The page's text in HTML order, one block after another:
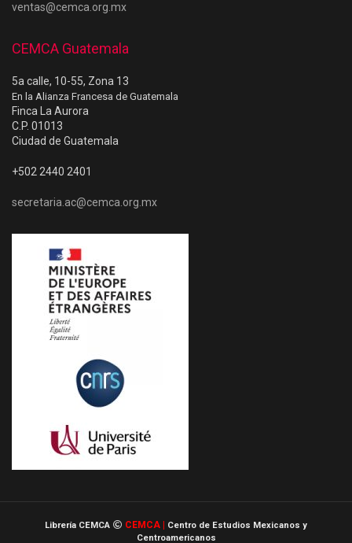
ventas@cemca.org.mx
CEMCA Guatemala
5a calle, 10-55, Zona 13
En la Alianza Francesa de Guatemala
Finca La Aurora
C.P. 01013
Ciudad de Guatemala
+502 2440 2401
secretaria.ac@cemca.org.mx
Librería CEMCA CEMCA |
Centro de Estudios Mexicanos y
Centroamericanos